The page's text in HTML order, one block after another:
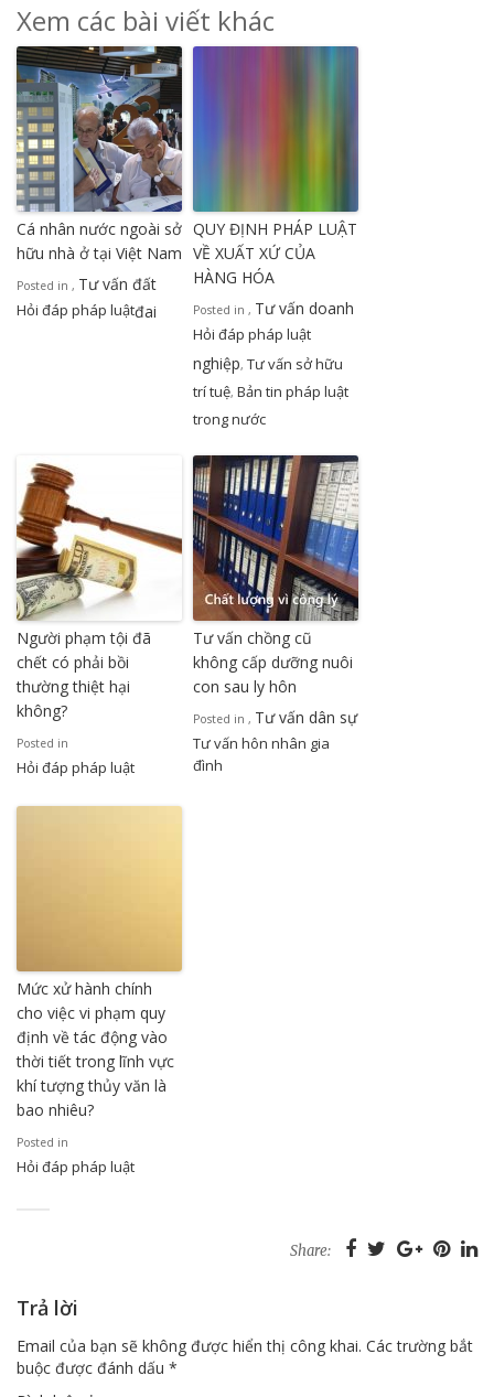
Xem các bài viết khác
Cá nhân nước ngoài sở
hữu nhà ở tại Việt Nam
Posted in
Hỏi đáp pháp luật
, Tư vấn đất
đai
QUY ĐỊNH PHÁP LUẬT
VỀ XUẤT XỨ CỦA
HÀNG HÓA
Posted in
Hỏi đáp pháp luật
, Tư vấn doanh
nghiệp, Tư vấn sở hữu
trí tuệ, Bản tin pháp luật
trong nước
Người phạm tội đã
chết có phải bồi
thường thiệt hại
không?
Posted in
Hỏi đáp pháp luật
Tư vấn chồng cũ
không cấp dưỡng nuôi
con sau ly hôn
Posted in
Tư vấn hôn nhân gia
đình
, Tư vấn dân sự
Mức xử hành chính
cho việc vi phạm quy
định về tác động vào
thời tiết trong lĩnh vực
khí tượng thủy văn là
bao nhiêu?
Posted in
Hỏi đáp pháp luật
Share:
Trả lời
Email của bạn sẽ không được hiển thị công khai. Các trường bắt
buộc được đánh dấu *